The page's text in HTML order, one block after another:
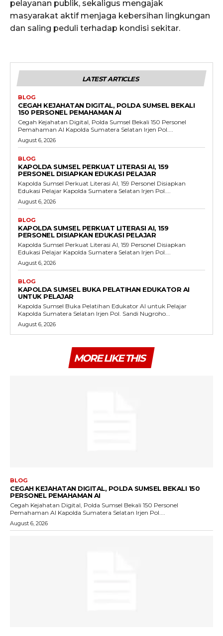
pelayanan publik, sekaligus mengajak
masyarakat aktif menjaga kebersihan lingkungan
dan saling peduli terhadap kondisi sekitar.
LATEST ARTICLES
BLOG
CEGAH KEJAHATAN DIGITAL, POLDA SUMSEL BEKALI
150 PERSONEL PEMAHAMAN AI
Cegah Kejahatan Digital, Polda Sumsel Bekali 150 Personel
Pemahaman AI Kapolda Sumatera Selatan Irjen Pol....
August 6, 2026
BLOG
KAPOLDA SUMSEL PERKUAT LITERASI AI, 159
PERSONEL DISIAPKAN EDUKASI PELAJAR
Kapolda Sumsel Perkuat Literasi AI, 159 Personel Disiapkan
Edukasi Pelajar Kapolda Sumatera Selatan Irjen Pol....
August 6, 2026
BLOG
KAPOLDA SUMSEL PERKUAT LITERASI AI, 159
PERSONEL DISIAPKAN EDUKASI PELAJAR
Kapolda Sumsel Perkuat Literasi AI, 159 Personel Disiapkan
Edukasi Pelajar Kapolda Sumatera Selatan Irjen Pol....
August 6, 2026
BLOG
KAPOLDA SUMSEL BUKA PELATIHAN EDUKATOR AI
UNTUK PELAJAR
Kapolda Sumsel Buka Pelatihan Edukator AI untuk Pelajar
Kapolda Sumatera Selatan Irjen Pol. Sandi Nugroho...
August 6, 2026
MORE LIKE THIS
BLOG
CEGAH KEJAHATAN DIGITAL, POLDA SUMSEL BEKALI 150
PERSONEL PEMAHAMAN AI
Cegah Kejahatan Digital, Polda Sumsel Bekali 150 Personel
Pemahaman AI Kapolda Sumatera Selatan Irjen Pol....
August 6, 2026